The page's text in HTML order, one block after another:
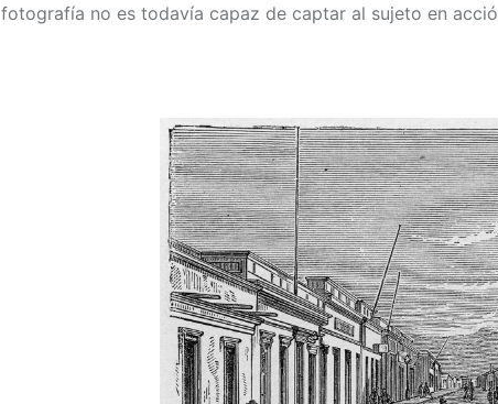
fotografía no es todavía capaz de captar al sujeto en